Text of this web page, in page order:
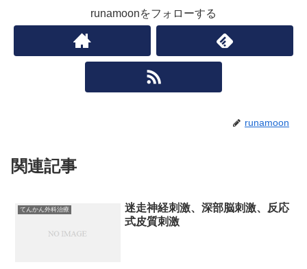
runamoonをフォローする
runamoon
関連記事
てんかん外科治療
迷走神経刺激、深部脳刺激、反応
式皮質刺激